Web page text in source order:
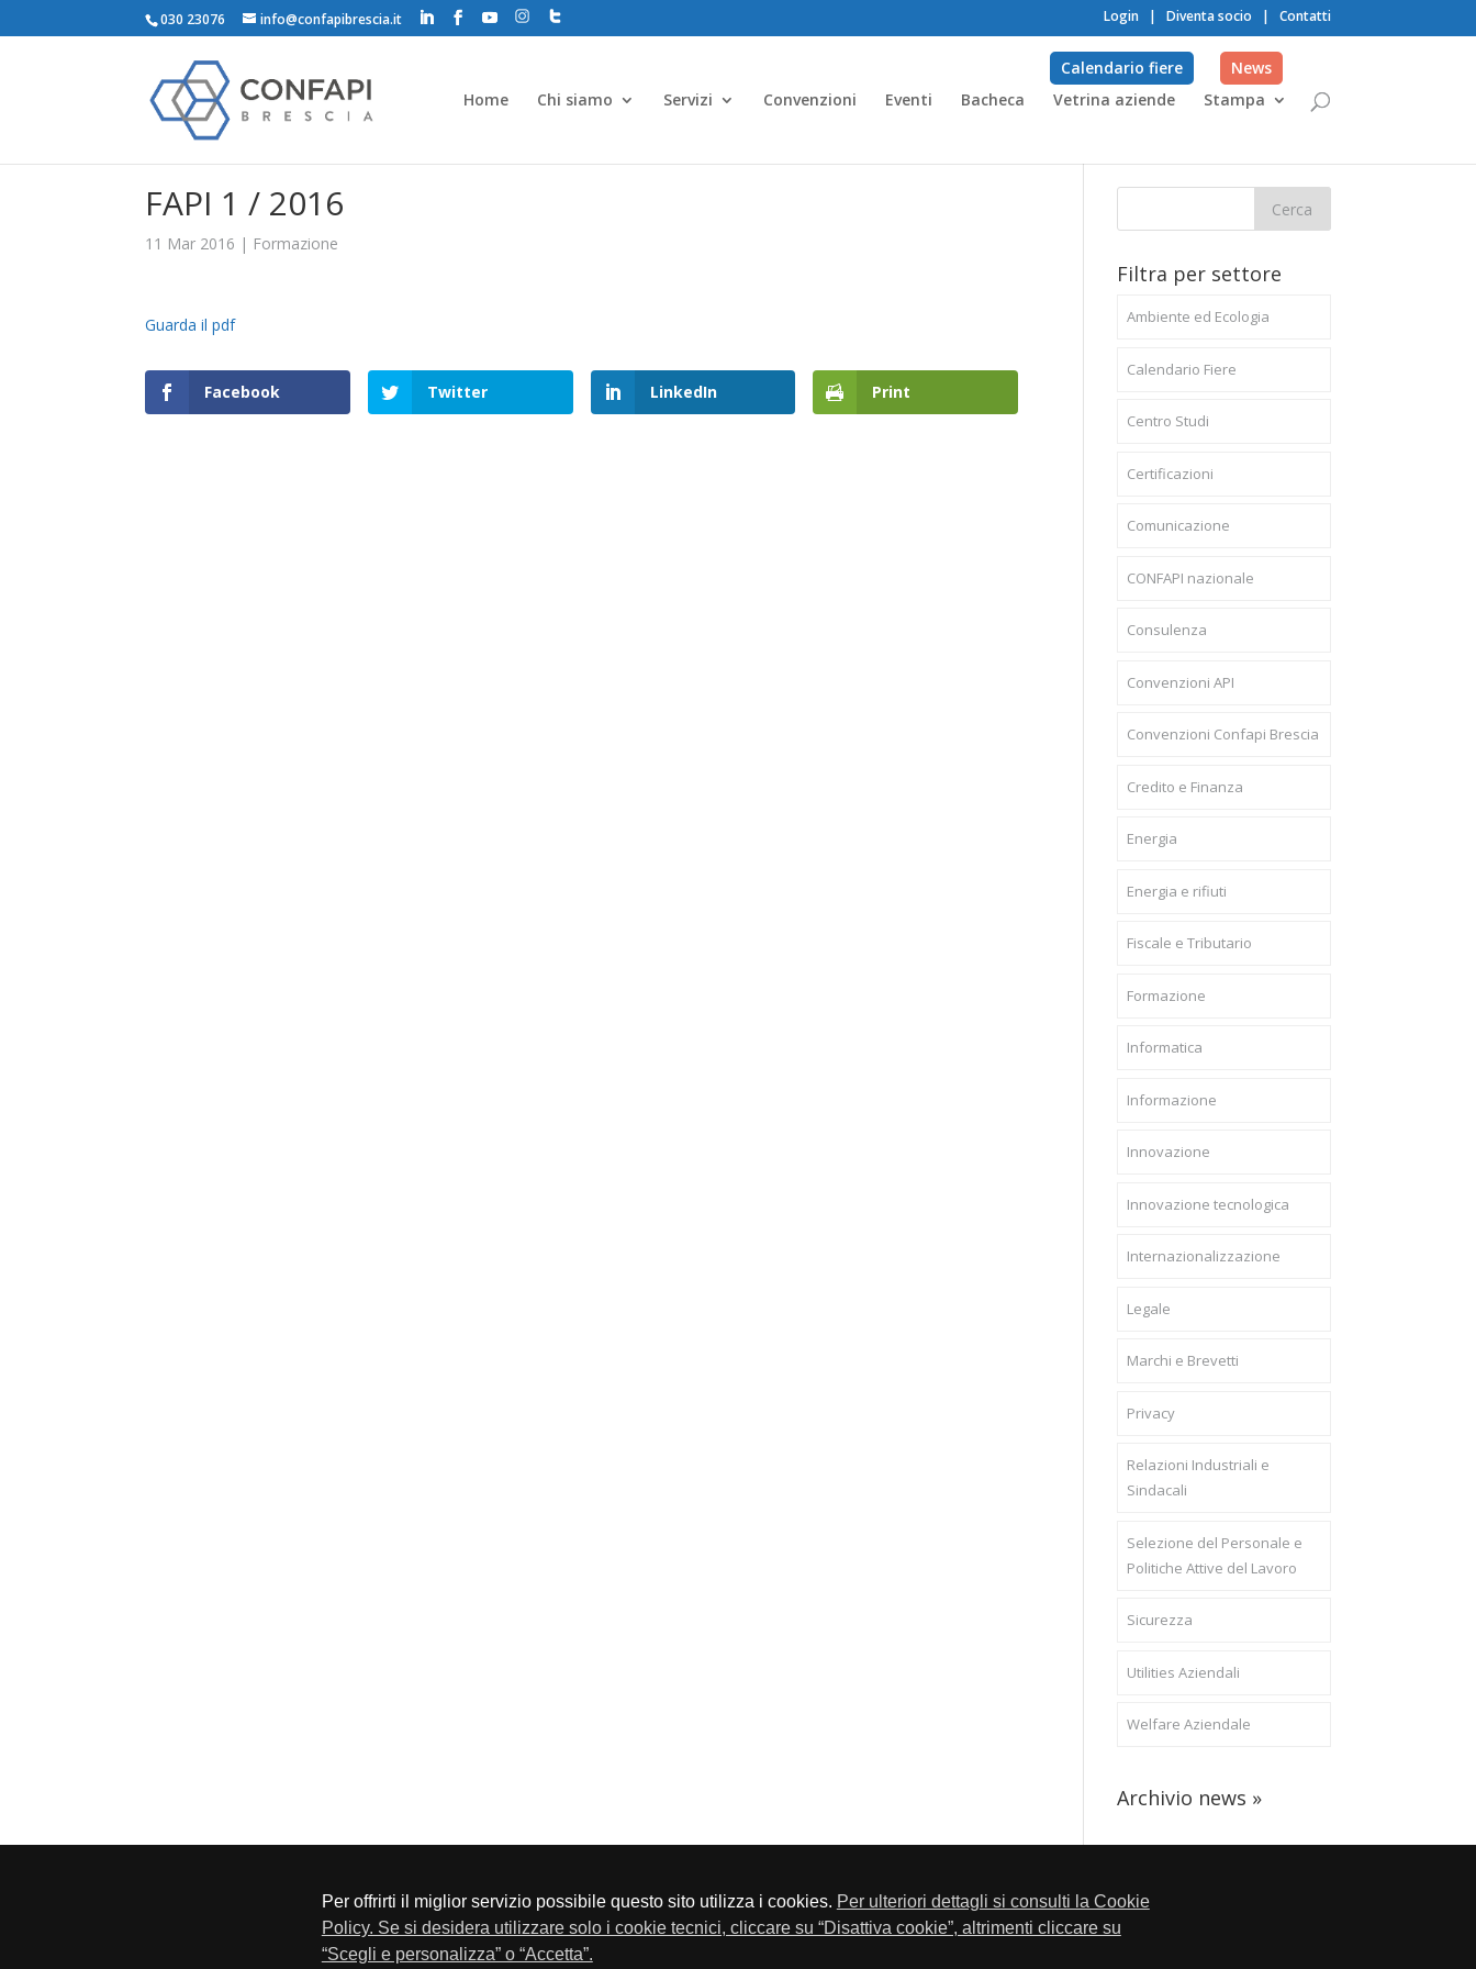
Per offrirti il miglior servizio possibile questo sito utilizza i cookies. Per ulteriori dettagli si consulti la Cookie
Policy. Se si desidera utilizzare solo i cookie tecnici, cliccare su “Disattiva cookie”, altrimenti cliccare su
“Scegli e personalizza” o “Accetta”.
030 23076 info@confapibrescia.it Login | Diventa socio | Contatti
Home Chi siamo Servizi Convenzioni Eventi Bacheca Vetrina aziende Stampa
Calendario fiere News
FAPI 1 / 2016
11 Mar 2016 | Formazione
Guarda il pdf
Facebook Twitter LinkedIn Print
Filtra per settore
Ambiente ed Ecologia
Calendario Fiere
Centro Studi
Certificazioni
Comunicazione
CONFAPI nazionale
Consulenza
Convenzioni API
Convenzioni Confapi Brescia
Credito e Finanza
Energia
Energia e rifiuti
Fiscale e Tributario
Formazione
Informatica
Informazione
Innovazione
Innovazione tecnologica
Internazionalizzazione
Legale
Marchi e Brevetti
Privacy
Relazioni Industriali e
Sindacali
Selezione del Personale e
Politiche Attive del Lavoro
Sicurezza
Utilities Aziendali
Welfare Aziendale
Archivio news »
Via F.Lippi, 30 25134 Brescia P.Iva 01548020179 - Telefono 030-23076 - Fax 030-2304108